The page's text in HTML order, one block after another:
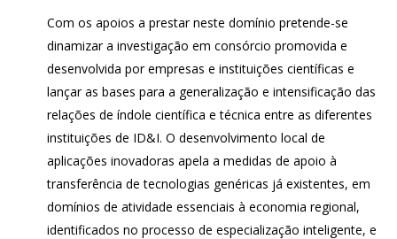
Com os apoios a prestar neste domínio pretende-se
dinamizar a investigação em consórcio promovida e
desenvolvida por empresas e instituições científicas e
lançar as bases para a generalização e intensificação das
relações de índole científica e técnica entre as diferentes
instituições de ID&I. O desenvolvimento local de
aplicações inovadoras apela a medidas de apoio à
transferência de tecnologias genéricas já existentes, em
domínios de atividade essenciais à economia regional,
identificados no processo de especialização inteligente, e